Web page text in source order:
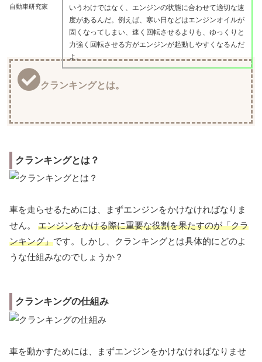
自動車研究家
いうわけではなく、エンジンの状態に合わせて適切な速
度があるんだ。例えば、寒い日などはエンジンオイルが
固くなってしまい、速く回転させるよりも、ゆっくりと
力強く回転させる方がエンジンが起動しやすくなるんだ
よ。
クランキングとは。
クランキングとは？
車を走らせるためには、まずエンジンをかけなければなりま
せん。 エンジンをかける際に重要な役割を果たすのが「クラ
ンキング」です。しかし、クランキングとは具体的にどのよ
うな仕組みなのでしょうか？
クランキングの仕組み
車を動かすためには、まずエンジンをかけなければなりませ